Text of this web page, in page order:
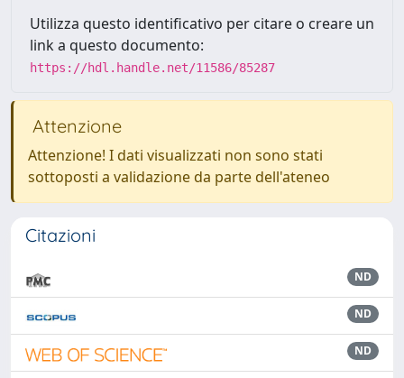
Utilizza questo identificativo per citare o creare un
link a questo documento:
https://hdl.handle.net/11586/85287
Attenzione
Attenzione! I dati visualizzati non sono stati
sottoposti a validazione da parte dell'ateneo
Citazioni
ND
ND
ND